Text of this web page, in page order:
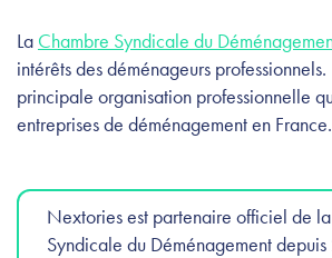
La Chambre Syndicale du
intérêts des déménageurs
principale organisation professionnelle
entreprises de déménagement en France.
Nextories est partenaire officiel de
Syndicale du Déménagement